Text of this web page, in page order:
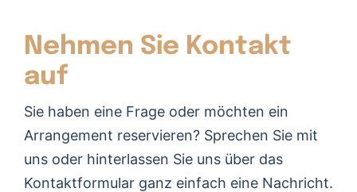
Kontakt
Buchen
Nehmen Sie Kontakt
auf
Sie haben eine Frage oder möchten ein
Arrangement reservieren? Sprechen Sie mit
uns oder hinterlassen Sie uns über das
Kontaktformular ganz einfach eine Nachricht.